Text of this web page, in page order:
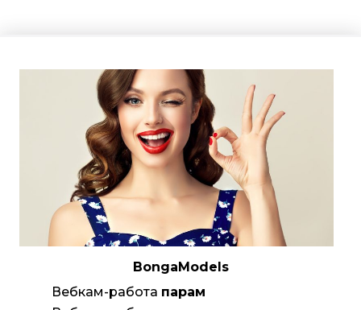
BongaModels
Вебкам-работа парам